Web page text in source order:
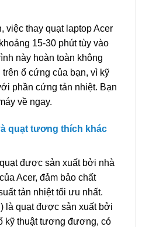
việc thay quạt laptop Acer
15-30 phút tùy vào
này hoàn toàn không
ổ cứng của bạn, vì kỹ
phần cứng tản nhiệt. Bạn
về ngay.
quạt tương thích khác
được sản xuất bởi nhà
Acer, đảm bảo chất
tản nhiệt tối ưu nhất.
là quạt được sản xuất bởi
kỹ thuật tương đương, có